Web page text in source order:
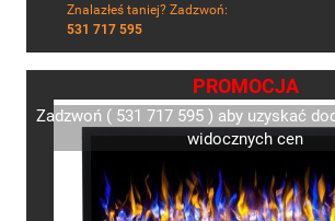
Znalazłeś taniej? Zadzwoń:
531 717 595
PROMOCJA
Zadzwoń ( 531 717 595 ) aby uzyskać
widocznych cen